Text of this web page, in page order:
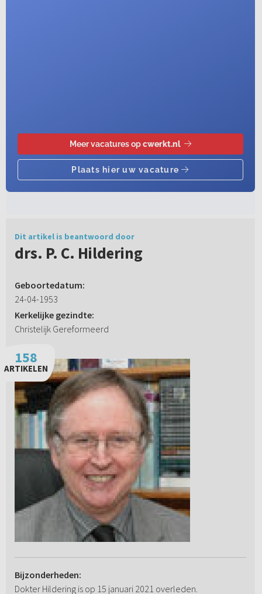
Dit artikel is beantwoord door
drs. P. C. Hildering
Geboortedatum:
24-04-1953
Kerkelijke gezindte:
Christelijk Gereformeerd
158
ARTIKELEN
Bijzonderheden:
Dokter Hildering is op 15 januari 2021 overleden.